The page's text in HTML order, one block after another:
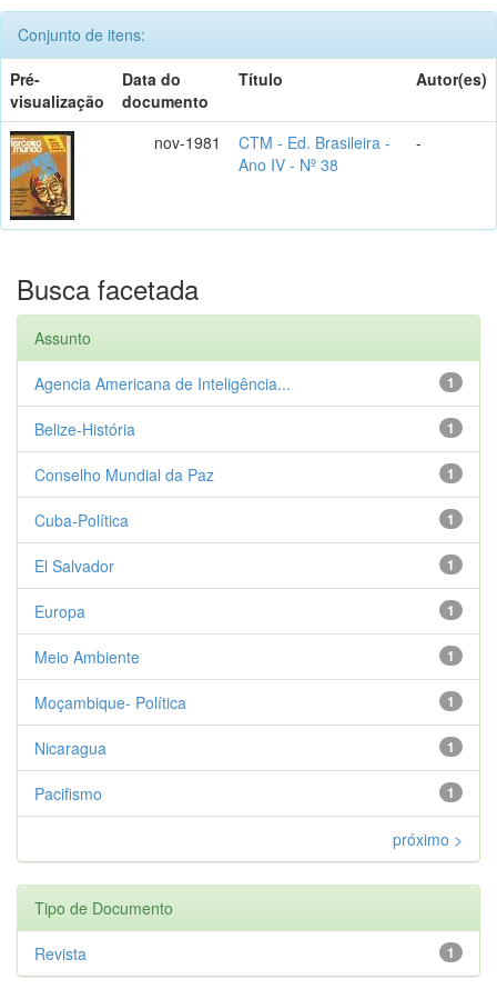
Conjunto de itens:
Pré-
visualização
Data do
documento
Título Autor(es)
nov-1981
CTM - Ed. Brasileira -
Ano IV - Nº 38
-
Busca facetada
Assunto
1
Agencia Americana de Inteligência...
1
Belize-História
1
Conselho Mundial da Paz
1
Cuba-Política
1
El Salvador
1
Europa
1
Meio Ambiente
1
Moçambique- Política
1
Nicaragua
1
Pacifismo
próximo >
Tipo de Documento
1
Revista